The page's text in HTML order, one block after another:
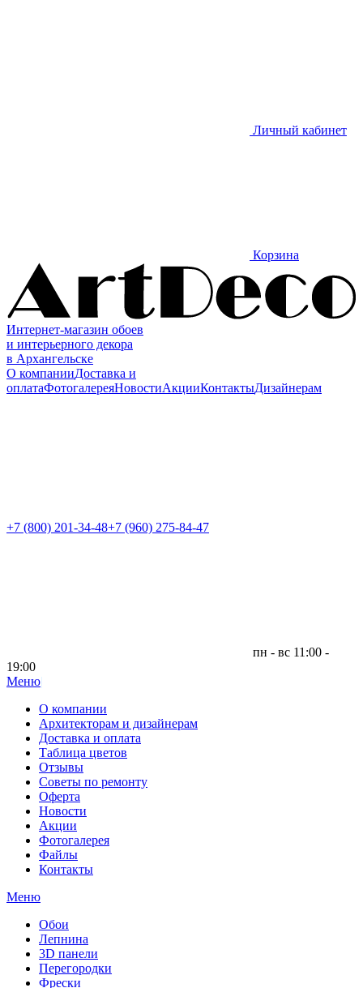
Личный кабинет
Корзина
Интернет-магазин обоев
и интерьерного декора
в Архангельске
О компанииДоставка и
оплатаФотогалереяНовостиАкцииКонтактыДизайнерам
+7 (800) 201-34-48+7 (960) 275-84-47
пн - вс 11:00 -
19:00
Меню|
О компании
Архитекторам и дизайнерам
Доставка и оплата
Таблица цветов
Отзывы
Советы по ремонту
Оферта
Новости
Акции
Фотогалерея
Файлы
Контакты
Меню
Обои
Лепнина
3D панели
Перегородки
Фрески